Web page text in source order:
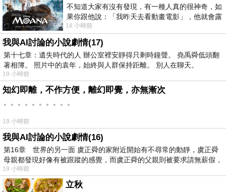
不知道大家有沒有發現，有一種人真的很神奇，如
果你跟他說：「我昨天去看動畫電影」，他就會露
出一種慈祥的微笑，然後問你是不是陪小
18 小時前
我與AI討論的小說劇情(17)
第十七章：遺失時代的人 辦公室裡安靜得只剩時鐘聲。 堯禹舜低頭翻
著相簿。 照片中的袁年，始終與人群保持距離。 別人在聊天。
19 小時前
知幻即離，不作方便，離幻即覺，亦無漸次
。。。。。。。。。。
19 小時前
我與AI討論的小說劇情(16)
第16章 世界的另一面 虞正舜的家附近開始有不尋常的動靜，虞正舜
母親都發現好像有被跟蹤的感覺，而虞正舜的父親則被要求請無薪假，
19 小時前
立秋